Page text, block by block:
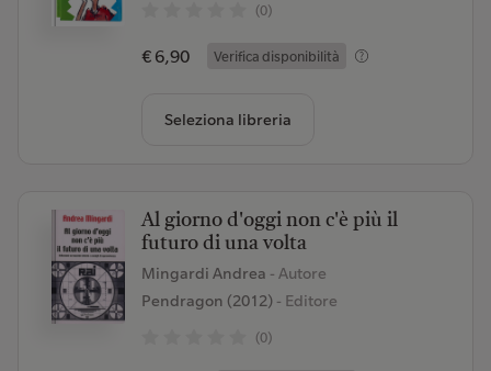
(0)
€ 6,90 Verifica disponibilità
Seleziona libreria
Al giorno d'oggi non c'è più il
futuro di una volta
Mingardi Andrea - Autore
Pendragon (2012)- Editore
(0)